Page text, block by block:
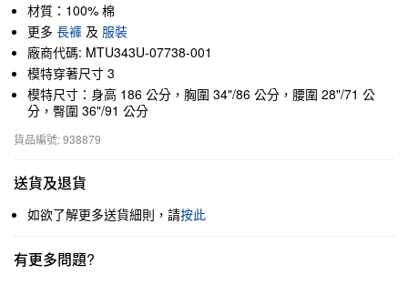
材質：100% 棉
更多 長褲 及 服裝
廠商代碼: MTU343U-07738-001
模特穿著尺寸 3
模特尺寸：身高 186 公分，胸圍 34"/86 公分，腰圍 28"/71 公
分，臀圍 36"/91 公分
貨品編號: 938879
送貨及退貨
如欲了解更多送貨細則，請按此
有更多問題?